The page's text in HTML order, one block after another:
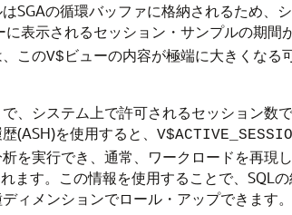
SGAの循環バッファに格納されるため
に表示されるセッション・サンプルの期
このV$ ビューの内容が極端に大きくなる
、システム上で許可されるセッション
(ASH)を使用すると、
を実行でき、通常、ワークロードを再現
ます。この情報を使用することで、SQL
ィメンションでロール・アップできます。